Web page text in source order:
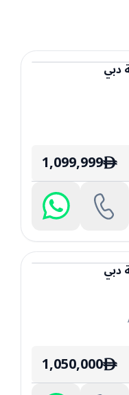
دبي
ê
1,099,999
دبي
ê
1,050,000